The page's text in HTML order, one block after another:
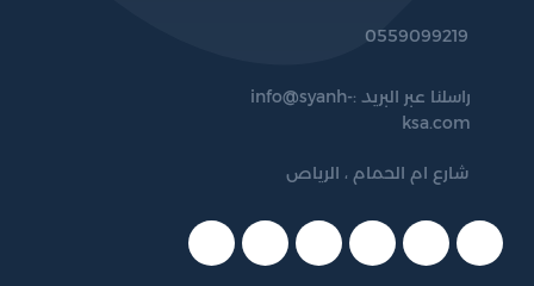
داخل الرياض والمناطق المجاورة، ونفخر بثقتهم المتزايدة في
0559099219
راسلنا عبر البريد :info@syanh-
ksa.com
شارع ام الحمام ، الرياص